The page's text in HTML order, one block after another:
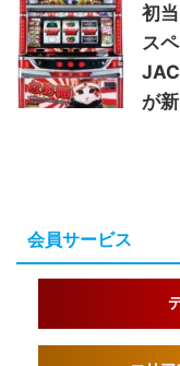
初
ス
が
会員サービス